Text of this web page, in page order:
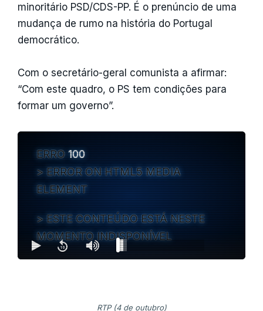
minoritário PSD/CDS-PP. É o prenúncio de uma
mudança de rumo na história do Portugal
democrático.
Com o secretário-geral comunista a afirmar:
“Com este quadro, o PS tem condições para
formar um governo”.
ERRO 100
ERROR ON HTML5 MEDIA
ELEMENT
ESTE CONTEÚDO ESTÁ NESTE
MOMENTO INDISPONÍVEL
RTP (4 de outubro)